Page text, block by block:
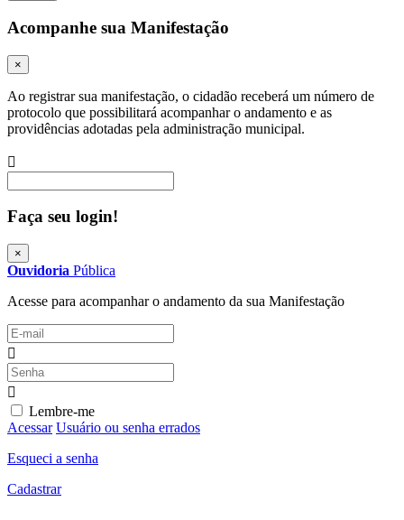
Acompanhe sua Manifestação
×
Ao registrar sua manifestação, o cidadão receberá um número de
protocolo que possibilitará acompanhar o andamento e as
providências adotadas pela administração municipal.
Faça seu login!
×
Ouvidoria Pública
Acesse para acompanhar o andamento da sua Manifestação
Lembre-me
Acessar Usuário ou senha errados
Esqueci a senha
Cadastrar